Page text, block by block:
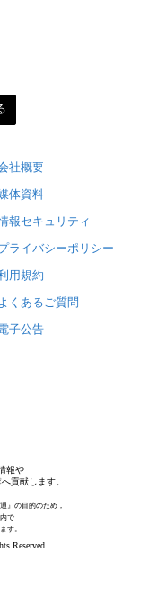
社概要
体資料
報セキュリティ
ライバシーポリシー
用規約
くあるご質問
子公告
報や
貢献します。
』の目的のため，
で
す。
Reserved